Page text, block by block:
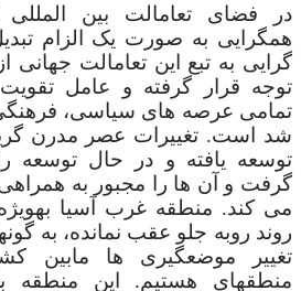
در فضای تعامالت بین
همگرایی به صورت یک الزام
توجه قرار گرفته و عامل
تمامی عرصه های سیاسی،
شد است. تغییرات عصر مدرن
توسعه یافته و در حال توسعه
گرفت و آن ها را مجبور به
می کند. منطقه غرب آسیا بهویژه
روند روبه جلو عقب نمانده، به
تغییر موضعگیری ها مابین
منطقهای هستیم. این منطقه